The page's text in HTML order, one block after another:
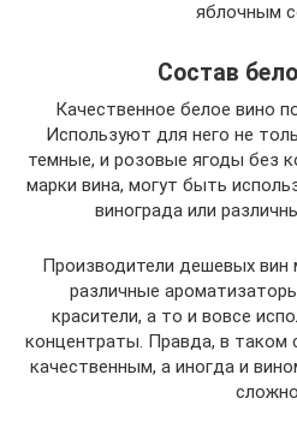
яблочным
Состав
Качественное белое вино
Используют для него не
темные, и розовые ягоды без
марки вина, могут быть
винограда или
Производители дешевых вин
различные
красители, а то и вовсе
концентраты. Правда, в таком
качественным, а иногда и